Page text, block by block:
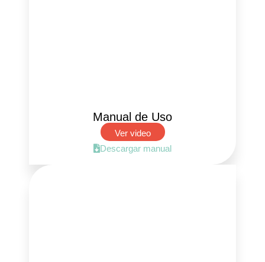
Manual de Uso
Ver video
Descargar manual